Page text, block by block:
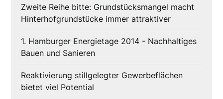
Zweite Reihe bitte: Grundstücksmangel macht
Hinterhofgrundstücke immer attraktiver
1. Hamburger Energietage 2014 - Nachhaltiges
Bauen und Sanieren
Reaktivierung stillgelegter Gewerbeflächen
bietet viel Potential